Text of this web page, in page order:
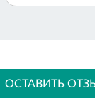
ОСТАВИТЬ